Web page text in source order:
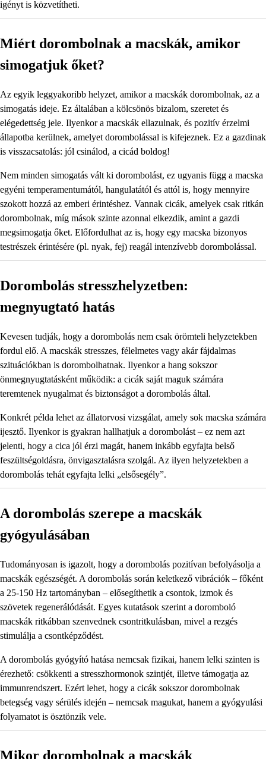
igényt is közvetítheti.
Miért dorombolnak a macskák, amikor
simogatjuk őket?
Az egyik leggyakoribb helyzet, amikor a macskák dorombolnak, az a
simogatás ideje. Ez általában a kölcsönös bizalom, szeretet és
elégedettség jele. Ilyenkor a macskák ellazulnak, és pozitív érzelmi
állapotba kerülnek, amelyet dorombolással is kifejeznek. Ez a gazdinak
is visszacsatolás: jól csinálod, a cicád boldog!
Nem minden simogatás vált ki dorombolást, ez ugyanis függ a macska
egyéni temperamentumától, hangulatától és attól is, hogy mennyire
szokott hozzá az emberi érintéshez. Vannak cicák, amelyek csak ritkán
dorombolnak, míg mások szinte azonnal elkezdik, amint a gazdi
megsimogatja őket. Előfordulhat az is, hogy egy macska bizonyos
testrészek érintésére (pl. nyak, fej) reagál intenzívebb dorombolással.
Dorombolás stresszhelyzetben:
megnyugtató hatás
Kevesen tudják, hogy a dorombolás nem csak örömteli helyzetekben
fordul elő. A macskák stresszes, félelmetes vagy akár fájdalmas
szituációkban is dorombolhatnak. Ilyenkor a hang sokszor
önmegnyugtatásként működik: a cicák saját maguk számára
teremtenek nyugalmat és biztonságot a dorombolás által.
Konkrét példa lehet az állatorvosi vizsgálat, amely sok macska számára
ijesztő. Ilyenkor is gyakran hallhatjuk a dorombolást – ez nem azt
jelenti, hogy a cica jól érzi magát, hanem inkább egyfajta belső
feszültségoldásra, önvigasztalásra szolgál. Az ilyen helyzetekben a
dorombolás tehát egyfajta lelki „elsősegély”.
A dorombolás szerepe a macskák
gyógyulásában
Tudományosan is igazolt, hogy a dorombolás pozitívan befolyásolja a
macskák egészségét. A dorombolás során keletkező vibrációk – főként
a 25-150 Hz tartományban – elősegíthetik a csontok, izmok és
szövetek regenerálódását. Egyes kutatások szerint a doromboló
macskák ritkábban szenvednek csontritkulásban, mivel a rezgés
stimulálja a csontképződést.
A dorombolás gyógyító hatása nemcsak fizikai, hanem lelki szinten is
érezhető: csökkenti a stresszhormonok szintjét, illetve támogatja az
immunrendszert. Ezért lehet, hogy a cicák sokszor dorombolnak
betegség vagy sérülés idején – nemcsak magukat, hanem a gyógyulási
folyamatot is ösztönzik vele.
Mikor dorombolnak a macskák